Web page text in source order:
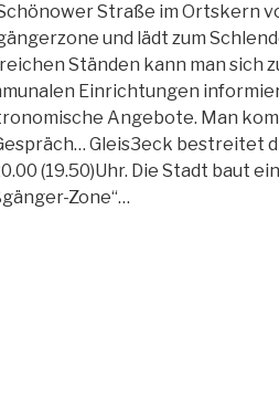
Straße im Ortskern
und lädt zum
Ständen kann man sich
Einrichtungen
Angebote. Man
Gleis3eck bestreitet
(19.50)Uhr. Die Stadt baut
Zone“…